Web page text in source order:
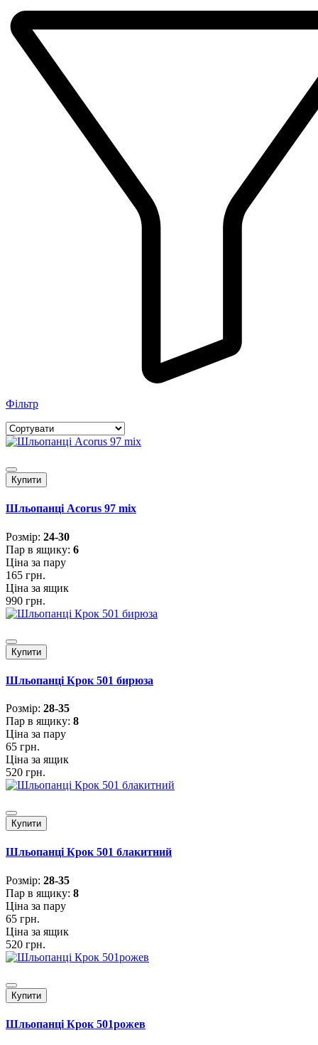
Фільтр
Купити
Шльопанці Acorus 97 mix
Розмiр: 24-30
Пар в ящику: 6
Ціна за пару
165 грн.
Ціна за ящик
990 грн.
Купити
Шльопанці Крок 501 бирюза
Розмiр: 28-35
Пар в ящику: 8
Ціна за пару
65 грн.
Ціна за ящик
520 грн.
Купити
Шльопанці Крок 501 блакитний
Розмiр: 28-35
Пар в ящику: 8
Ціна за пару
65 грн.
Ціна за ящик
520 грн.
Купити
Шльопанці Крок 501рожев